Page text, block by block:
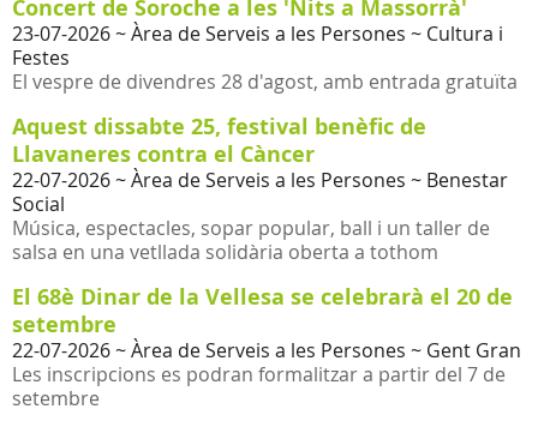
Concert de Soroche a les 'Nits a Massorrà'
23-07-2026~ Àrea de Serveis a les Persones ~ Cultura i
Festes
El vespre de divendres 28 d'agost, amb entrada gratuïta
Aquest dissabte 25, festival benèfic de
Llavaneres contra el Càncer
22-07-2026~ Àrea de Serveis a les Persones ~ Benestar
Social
Música, espectacles, sopar popular, ball i un taller de
salsa en una vetllada solidària oberta a tothom
El 68è Dinar de la Vellesa se celebrarà el 20 de
setembre
22-07-2026~ Àrea de Serveis a les Persones ~ Gent Gran
Les inscripcions es podran formalitzar a partir del 7 de
setembre